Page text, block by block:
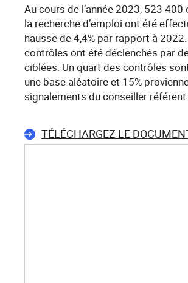
Au cours de l’année 2023, 523
la recherche d’emploi ont été
hausse de 4,4% par rapport à
contrôles ont été déclenchés par
ciblées. Un quart des contrôles
une base aléatoire et 15%
signalements du conseiller référent.
TÉLÉCHARGEZ LE